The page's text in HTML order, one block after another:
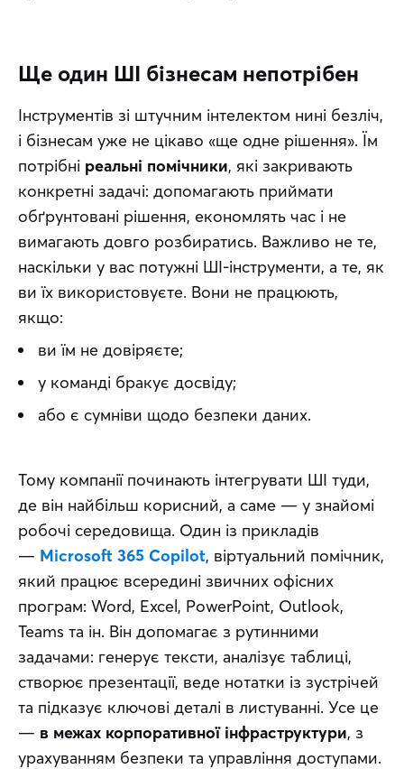
Ще один ШІ бізнесам непотрібен
Інструментів зі штучним інтелектом нині безліч,
і бізнесам уже не цікаво «ще одне рішення». Їм
потрібні реальні помічники, які закривають
конкретні задачі: допомагають приймати
обґрунтовані рішення, економлять час і не
вимагають довго розбиратись. Важливо не те,
наскільки у вас потужні ШІ-інструменти, а те, як
ви їх використовуєте. Вони не працюють,
якщо:
ви їм не довіряєте;
у команді бракує досвіду;
або є сумніви щодо безпеки даних.
Тому компанії починають інтегрувати ШІ туди,
де він найбільш корисний, а саме — у знайомі
робочі середовища. Один із прикладів
— Microsoft 365 Copilot, віртуальний помічник,
який працює всередині звичних офісних
програм: Word, Excel, PowerPoint, Outlook,
Teams та ін. Він допомагає з рутинними
задачами: генерує тексти, аналізує таблиці,
створює презентації, веде нотатки із зустрічей
та підказує ключові деталі в листуванні. Усе це
— в межах корпоративної інфраструктури, з
урахуванням безпеки та управління доступами.